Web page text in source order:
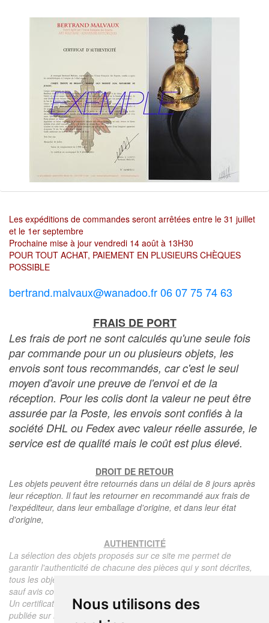
Nous utilisons des
Les expéditions de commandes seront arrêtées entre le 31 juillet
et le 1er septembre
Prochaine mise à jour vendredi 14 août à 13H30
POUR TOUT ACHAT, PAIEMENT EN PLUSIEURS CHÈQUES
POSSIBLE
bertrand.malvaux@wanadoo.fr 06 07 75 74 63
FRAIS DE PORT
Les frais de port ne sont calculés qu'une seule fois
par commande pour un ou plusieurs objets, les
envois sont tous recommandés, car c'est le seul
moyen d'avoir une preuve de l'envoi et de la
réception. Pour les colis dont la valeur ne peut être
assurée par la Poste, les envois sont confiés à la
société DHL ou Fedex avec valeur réelle assurée, le
service est de qualité mais le coût est plus élevé.
DROIT DE RETOUR
Les objets peuvent être retournés dans un délai de 8 jours après
leur réception. Il faut les retourner en recommandé aux frais de
l'expéditeur, dans leur emballage d'origine, et dans leur état
d'origine,
AUTHENTICITÉ
La sélection des objets proposés sur ce site me permet de
garantir l'authenticité de chacune des pièces qui y sont décrites,
tous les objets proposés sont garantis d'époque et authentiques,
sauf avis contraire ou restriction dans la description.
Un certificat d'authenticité de l'objet reprenant la description
publiée sur le site, l'époque, le prix de vente, accompagné d'une